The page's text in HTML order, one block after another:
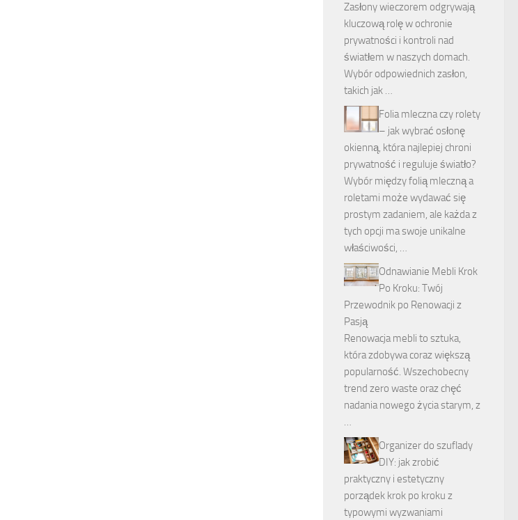
Zasłony wieczorem odgrywają
kluczową rolę w ochronie
prywatności i kontroli nad
światłem w naszych domach.
Wybór odpowiednich zasłon,
takich jak …
Folia mleczna czy rolety
– jak wybrać osłonę
okienną, która najlepiej chroni
prywatność i reguluje światło?
Wybór między folią mleczną a
roletami może wydawać się
prostym zadaniem, ale każda z
tych opcji ma swoje unikalne
właściwości, …
Odnawianie Mebli Krok
Po Kroku: Twój
Przewodnik po Renowacji z
Pasją
Renowacja mebli to sztuka,
która zdobywa coraz większą
popularność. Wszechobecny
trend zero waste oraz chęć
nadania nowego życia starym, z
…
Organizer do szuflady
DIY: jak zrobić
praktyczny i estetyczny
porządek krok po kroku z
typowymi wyzwaniami